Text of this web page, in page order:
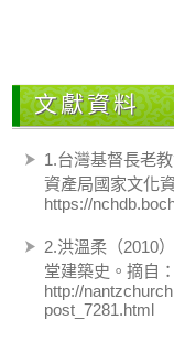
文獻資料
1.台灣基督長老
資產局國家文化
https://
2.洪溫柔（2010
堂建築史。摘自：
http://
post_7281.html